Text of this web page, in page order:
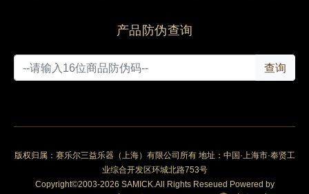
产品防伪查询
查询
版权归属：赛乐尔三益乐器（上海）有限公司所有 地址：中国·上海市·奉贤工
业综合开发区环城北路753号
Copyright©2003-2026 SAMICK.All Rights Reseued Powered by